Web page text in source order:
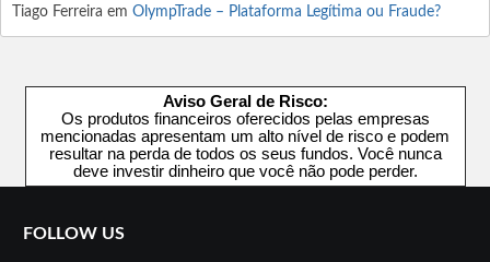
Tiago Ferreira em OlympTrade – Plataforma Legítima ou Fraude?
Aviso Geral de Risco:
Os produtos financeiros oferecidos pelas empresas
mencionadas apresentam um alto nível de risco e podem
resultar na perda de todos os seus fundos. Você nunca
deve investir dinheiro que você não pode perder.
FOLLOW US